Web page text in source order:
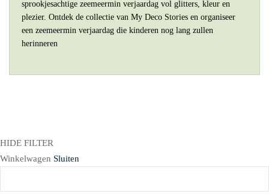
sprookjesachtige zeemeermin verjaardag vol glitters, kleur en
plezier. Ontdek de collectie van My Deco Stories en organiseer
een zeemeermin verjaardag die kinderen nog lang zullen
herinneren
HIDE FILTER
Winkelwagen Sluiten